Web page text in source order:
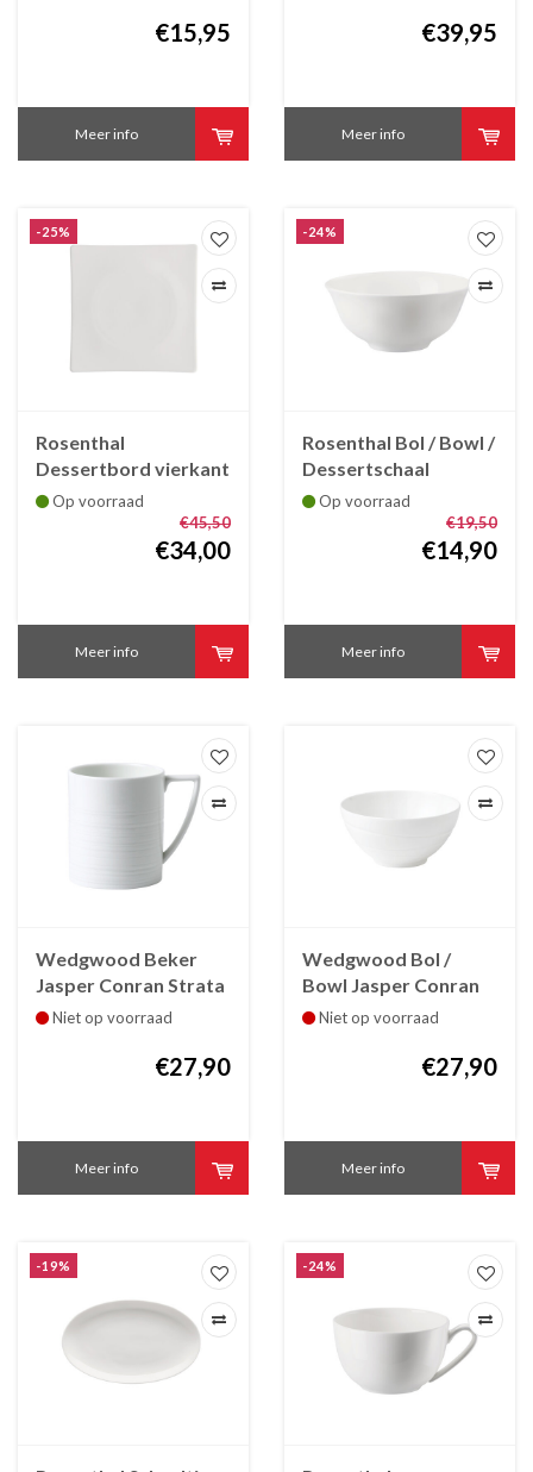
€15,95
Meer info
€39,95
Meer info
-25%
Rosenthal
Dessertbord vierkant
Jade 23 cm,
beenderporselein
Op voorraad
€45,50
€34,00
Meer info
-24%
Rosenthal Bol / Bowl /
Dessertschaal
ivoorkleurig Jade 14
Op voorraad
€19,50
€14,90
Meer info
Wedgwood Beker
Jasper Conran Strata
33 cl
Niet op voorraad
€27,90
Meer info
Wedgwood Bol /
Bowl Jasper Conran
Strata 14 cm
Niet op voorraad
€27,90
Meer info
-19% -24%